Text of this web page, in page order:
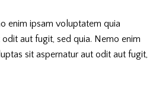
enim ipsam voluptatem quia
aut fugit, sed quia. Nemo enim
sit aspernatur aut odit aut fugit,